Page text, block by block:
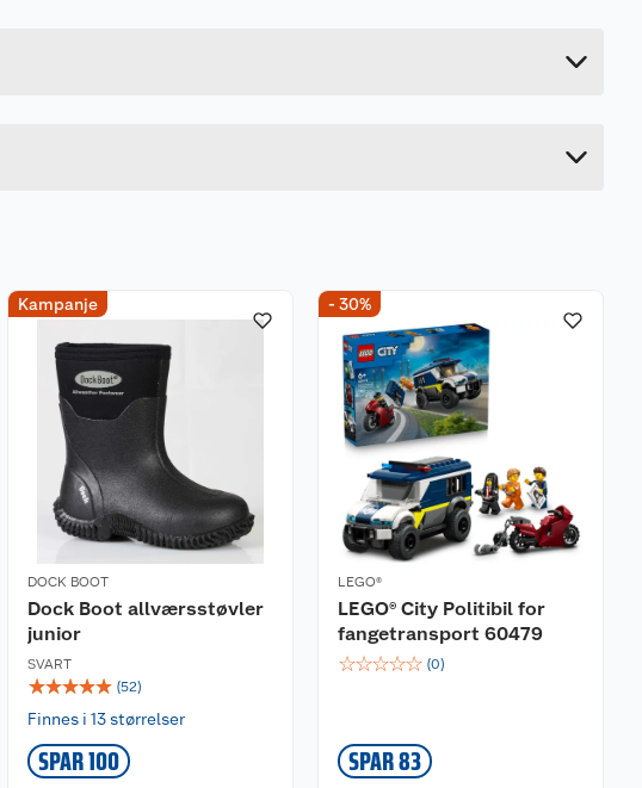
Kampanje
DOCK BOOT
Dock Boot allværsstøvler
junior
SVART
☆☆☆☆☆ (52)
Finnes i 13 størrelser
SPAR 100
- 30%
LEGO®
LEGO® City Politibil for
fangetransport 60479
☆☆☆☆☆ (0)
SPAR 83